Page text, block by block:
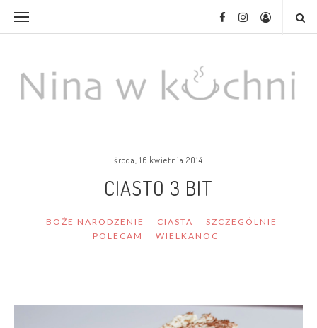
środa, 16 kwietnia 2014
CIASTO 3 BIT
BOŻE NARODZENIE CIASTA
SZCZEGÓLNIE
POLECAM
WIELKANOC